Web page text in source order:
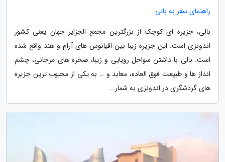
راهنمای سفر به بالی
بالی، جزیره ای کوچک از بزرگترین مجمع الجزایر جهان یعنی کشور
اندونزی است. این جزیره زیبا بین اقیانوس های آرام و هند واقع شده
است. بالی با داشتن سواحل رویایی و زیبا، صخره های مرجانی، چشم
انداز ها و طبیعت فوق العاده، معابد و … به یکی از محبوب ترین جزیره
های گردشگری در اندونزی به شمار...